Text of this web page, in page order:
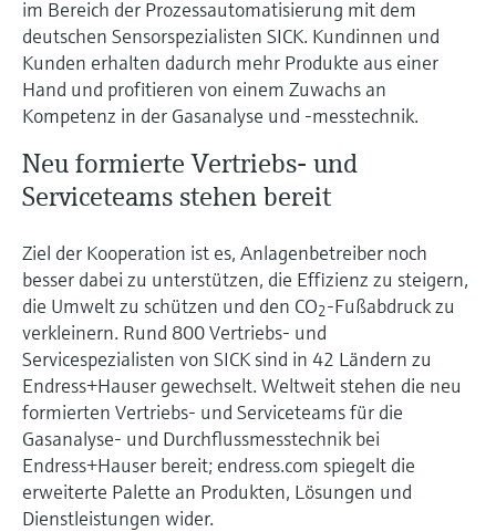
Device Viewer
Produktspezifische Informationen und
Dokumente finden
Ersatzteile anhand von Produktwurzel,
Bestellcode oder Seriennummer finden
Füllstandsmessung
Füllstandsmessung Druck
Alle ansehen
Analysatoren für Härte, Eisen,
Aluminium & Chromat
Prozessphotometer
Mikrowellentransmission
Alle ansehen
im Bereich der Prozessautomatisierung mit dem
deutschen Sensorspezialisten SICK. Kundinnen und
Kunden erhalten dadurch mehr Produkte aus einer
Hand und profitieren von einem Zuwachs an
Kompetenz in der Gasanalyse und -messtechnik.
Neu formierte Vertriebs- und
Serviceteams stehen bereit
Ziel der Kooperation ist es, Anlagenbetreiber noch
besser dabei zu unterstützen, die Effizienz zu steigern,
die Umwelt zu schützen und den CO2-Fußabdruck zu
verkleinern. Rund 800 Vertriebs- und
Servicespezialisten von SICK sind in 42 Ländern zu
Endress+Hauser gewechselt. Weltweit stehen die neu
formierten Vertriebs- und Serviceteams für die
Gasanalyse- und Durchflussmesstechnik bei
Endress+Hauser bereit; endress.com spiegelt die
erweiterte Palette an Produkten, Lösungen und
Dienstleistungen wider.